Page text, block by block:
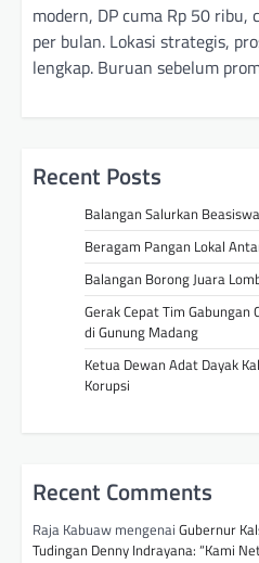
modern, DP cuma Rp 50
per bulan. Lokasi strategis,
lengkap. Buruan sebelum
Recent Posts
Balangan Salurkan
Beragam Pangan Lokal
Balangan Borong Juara
Gerak Cepat Tim Gabungan
di Gunung Madang
Ketua Dewan Adat Dayak
Korupsi
Recent Comments
Raja Kabuaw mengenai Gubernur
Tudingan Denny Indrayana: “Kami